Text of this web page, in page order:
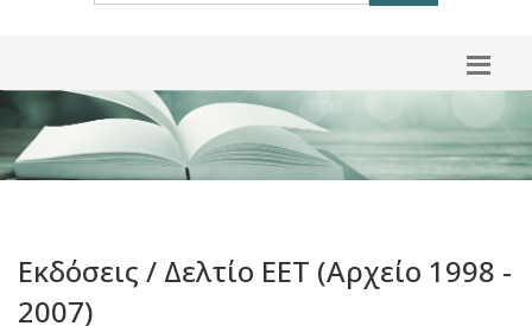
Εκδόσεις / Δελτίο ΕΕΤ (Αρχείο 1998 -
2007)